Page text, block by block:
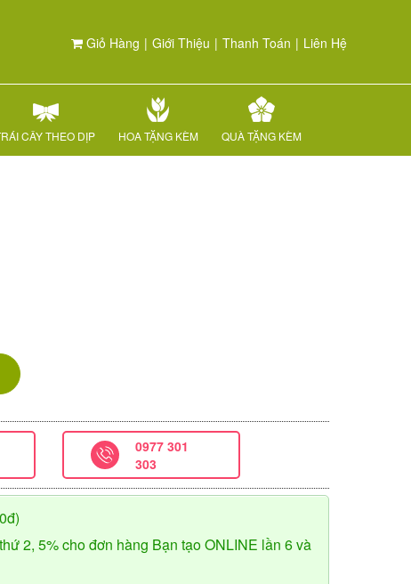
Giỏ Hàng | Giới Thiệu | Thanh Toán | Liên Hệ
CÂY THEO DỊP HOA TẶNG KÈM QUÀ TẶNG KÈM
0977 301
303
2, 5% cho đơn hàng Bạn tạo ONLINE lần 6 và